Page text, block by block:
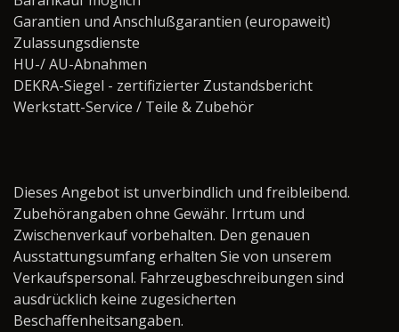
Garantien und Anschlußgarantien (europaweit)
Zulassungsdienste
HU-/ AU-Abnahmen
DEKRA-Siegel - zertifizierter Zustandsbericht
Werkstatt-Service / Teile & Zubehör ­­­­­­­­­­­­­­­­
Dieses Angebot ist unverbindlich und freibleibend.
Zubehörangaben ohne Gewähr. Irrtum und
Zwischenverkauf vorbehalten. Den genauen
Ausstattungsumfang erhalten Sie von unserem
Verkaufspersonal. Fahrzeugbeschreibungen sind
ausdrücklich keine zugesicherten
Beschaffenheitsangaben.